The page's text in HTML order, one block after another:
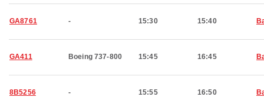
GA8761 - 15:30 15:40
GA411 Boeing 737-800 15:45 16:45
8B5256 - 15:55 16:50